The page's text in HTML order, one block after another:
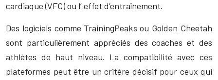
cardiaque (VFC) ou l’ effet d’entraînement.
Des logiciels comme TrainingPeaks ou Golden Cheetah
sont particulièrement appréciés des coaches et des
athlètes de haut niveau. La compatibilité avec ces
plateformes peut être un critère décisif pour ceux qui